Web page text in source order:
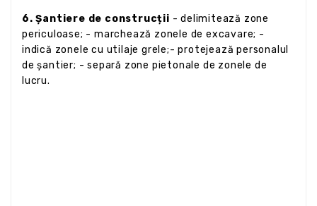
6. Șantiere de construcții - delimitează zone
periculoase; - marchează zonele de excavare; -
indică zonele cu utilaje grele;- protejează personalul
de șantier; - separă zone pietonale de zonele de
lucru.